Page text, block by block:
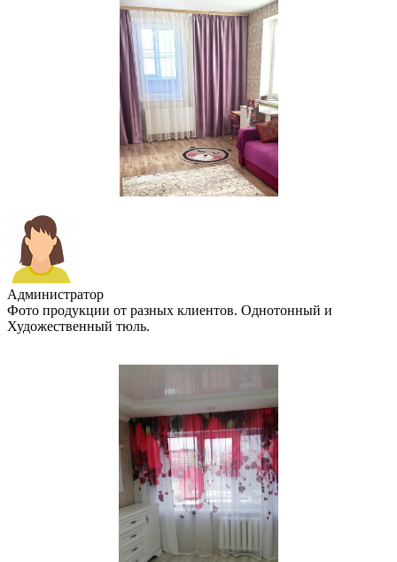
Администратор
Фото продукции от разных клиентов. Однотонный и
Художественный тюль.